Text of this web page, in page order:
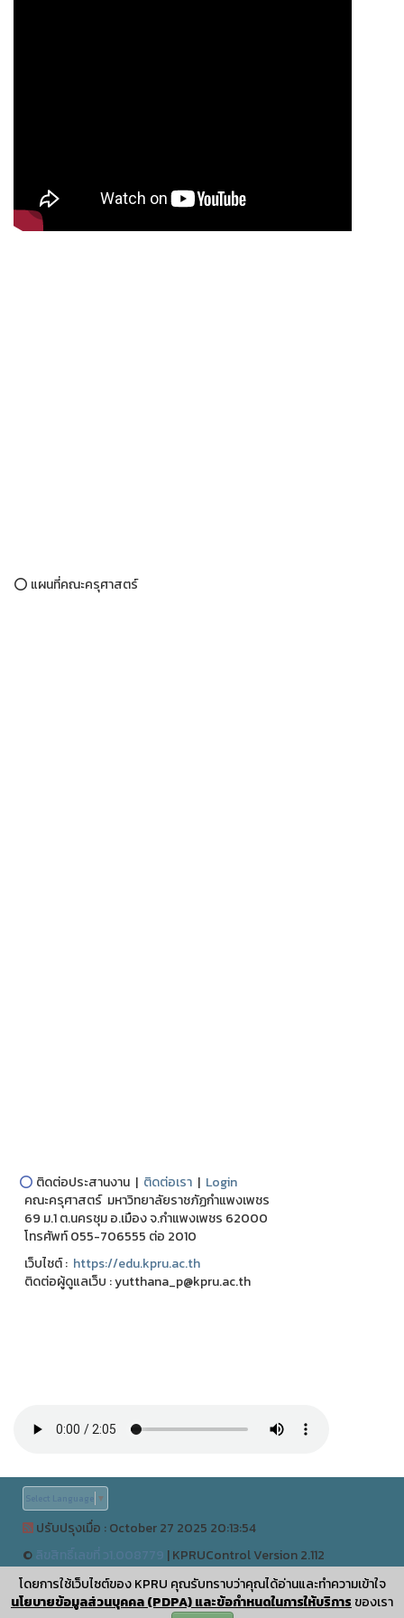
โดยการใช้เว็บไซต์ของ KPRU คุณรับทราบว่าคุณได้อ่านและทำความเข้าใจ
นโยบายข้อมูลส่วนบุคคล (PDPA) และข้อกำหนดในการให้บริการ ของเรา
⭕ แผนที่คณะครุศาสตร์
⭕ ติดต่อประสานงาน | ติดต่อเรา | Login
คณะครุศาสตร์ มหาวิทยาลัยราชภัฏกำแพงเพชร
69 ม.1 ต.นครชุม อ.เมือง จ.กำแพงเพชร 62000
โทรศัพท์ 055-706555 ต่อ 2010
เว็บไชต์ : https://edu.kpru.ac.th
ติดต่อผู้ดูแลเว็บ : yutthana_p@kpru.ac.th
▼
ปรับปรุงเมื่อ : October 27 2025 20:13:54
©
|KPRUControl Version 2.112
ผู้เข้าชมทั้งหมด 0